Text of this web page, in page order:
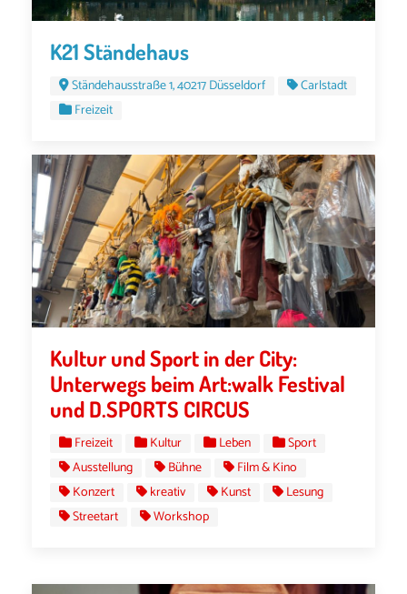
K21 Ständehaus
Ständehausstraße 1, 40217 Düsseldorf
Carlstadt
Freizeit
Kultur und Sport in der City:
Unterwegs beim Art:walk Festival
und D.SPORTS CIRCUS
Freizeit Kultur Leben
Sport
Ausstellung
Bühne
Film & Kino
Konzert
kreativ Kunst
Lesung
Streetart
Workshop